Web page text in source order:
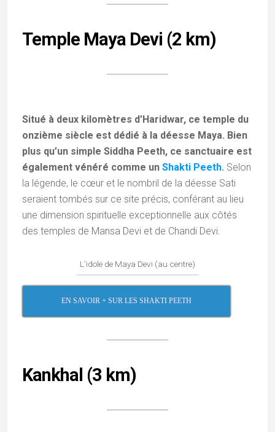
Temple Maya Devi (2 km)
Situé à deux kilomètres d’Haridwar, ce temple du
onzième siècle est dédié à la déesse Maya. Bien
plus qu’un simple Siddha Peeth, ce sanctuaire est
également vénéré comme un Shakti Peeth. Selon
la légende, le cœur et le nombril de la déesse Sati
seraient tombés sur ce site précis, conférant au lieu
une dimension spirituelle exceptionnelle aux côtés
des temples de Mansa Devi et de Chandi Devi.
L’idole de Maya Devi (au centre)
EN SAVOIR + SUR LES SHAKTI PEETH
Kankhal (3 km)